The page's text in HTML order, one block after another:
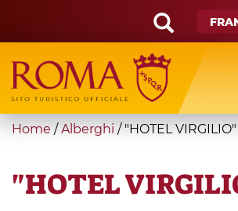
main
content
Search
form
Recherche
You
here
Home / Alberghi / "HOTEL VIRGILIO"
"HOTEL